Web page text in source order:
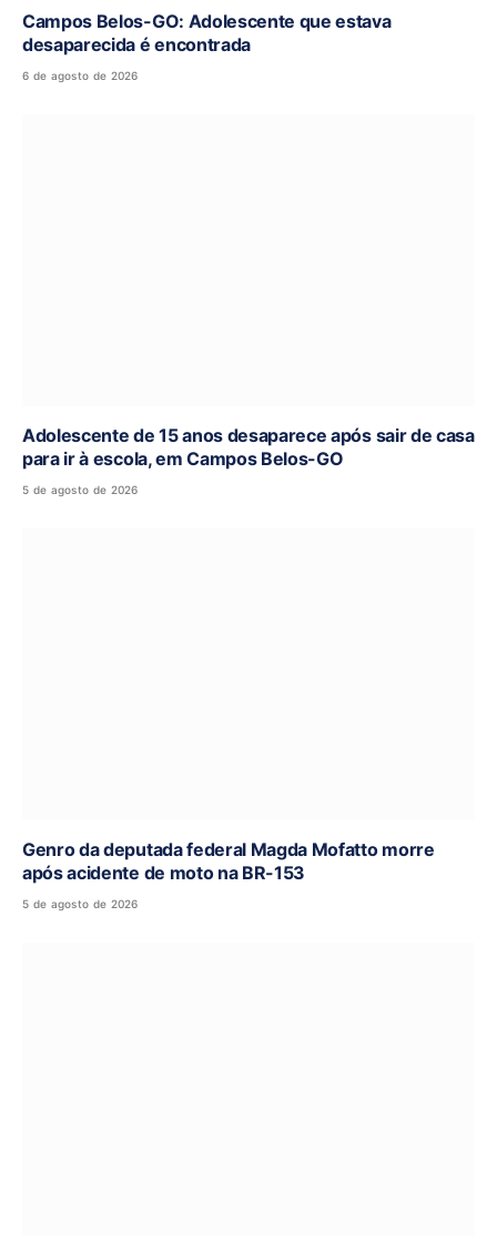
Campos Belos-GO: Adolescente que estava
desaparecida é encontrada
6 de agosto de 2026
Adolescente de 15 anos desaparece após sair de casa
para ir à escola, em Campos Belos-GO
5 de agosto de 2026
Genro da deputada federal Magda Mofatto morre
após acidente de moto na BR-153
5 de agosto de 2026